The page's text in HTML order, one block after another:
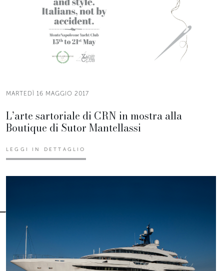
MARTEDÌ 16 MAGGIO 2017
L’arte sartoriale di CRN in mostra alla
Boutique di Sutor Mantellassi
LEGGI IN DETTAGLIO